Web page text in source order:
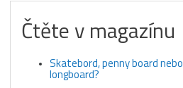
Čtěte v magazínu
Skatebord, penny board nebo
longboard?